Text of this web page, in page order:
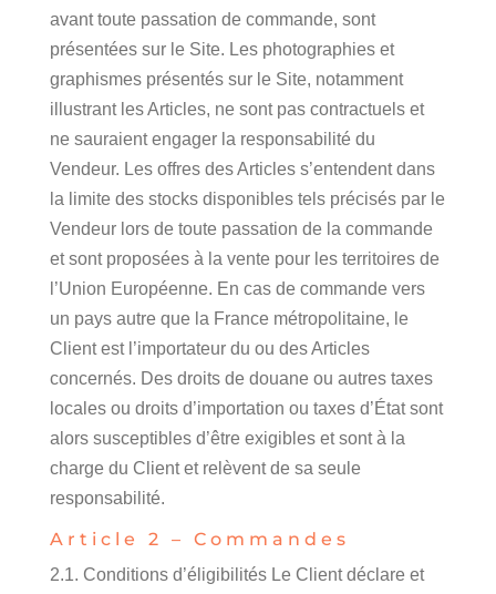
avant toute passation de commande, sont
présentées sur le Site. Les photographies et
graphismes présentés sur le Site, notamment
illustrant les Articles, ne sont pas contractuels et
ne sauraient engager la responsabilité du
Vendeur. Les offres des Articles s’entendent dans
la limite des stocks disponibles tels précisés par le
Vendeur lors de toute passation de la commande
et sont proposées à la vente pour les territoires de
l’Union Européenne. En cas de commande vers
un pays autre que la France métropolitaine, le
Client est l’importateur du ou des Articles
concernés. Des droits de douane ou autres taxes
locales ou droits d’importation ou taxes d’État sont
alors susceptibles d’être exigibles et sont à la
charge du Client et relèvent de sa seule
responsabilité.
Article 2 – Commandes
2.1. Conditions d’éligibilités Le Client déclare et